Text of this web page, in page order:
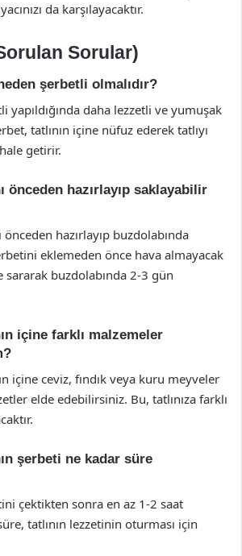
da karşılayacaktır.
Sorular)
şerbetli olmalıdır?
yapıldığında daha lezzetli ve yumuşak
tatlının içine nüfuz ederek tatlıyı
getirir.
önceden hazırlayıp saklayabilir
önceden hazırlayıp buzdolabında
eklemeden önce hava almayacak
buzdolabında 2-3 gün
içine farklı malzemeler
içine ceviz, fındık veya kuru meyveler
elde edebilirsiniz. Bu, tatlınıza farklı
şerbeti ne kadar süre
çektikten sonra en az 1-2 saat
tatlının lezzetinin oturması için